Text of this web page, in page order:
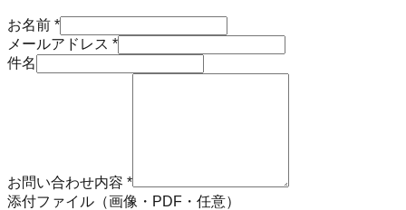
お名前 *
メールアドレス *
件名
お問い合わせ内容 *
添付ファイル（画像・PDF・任意）